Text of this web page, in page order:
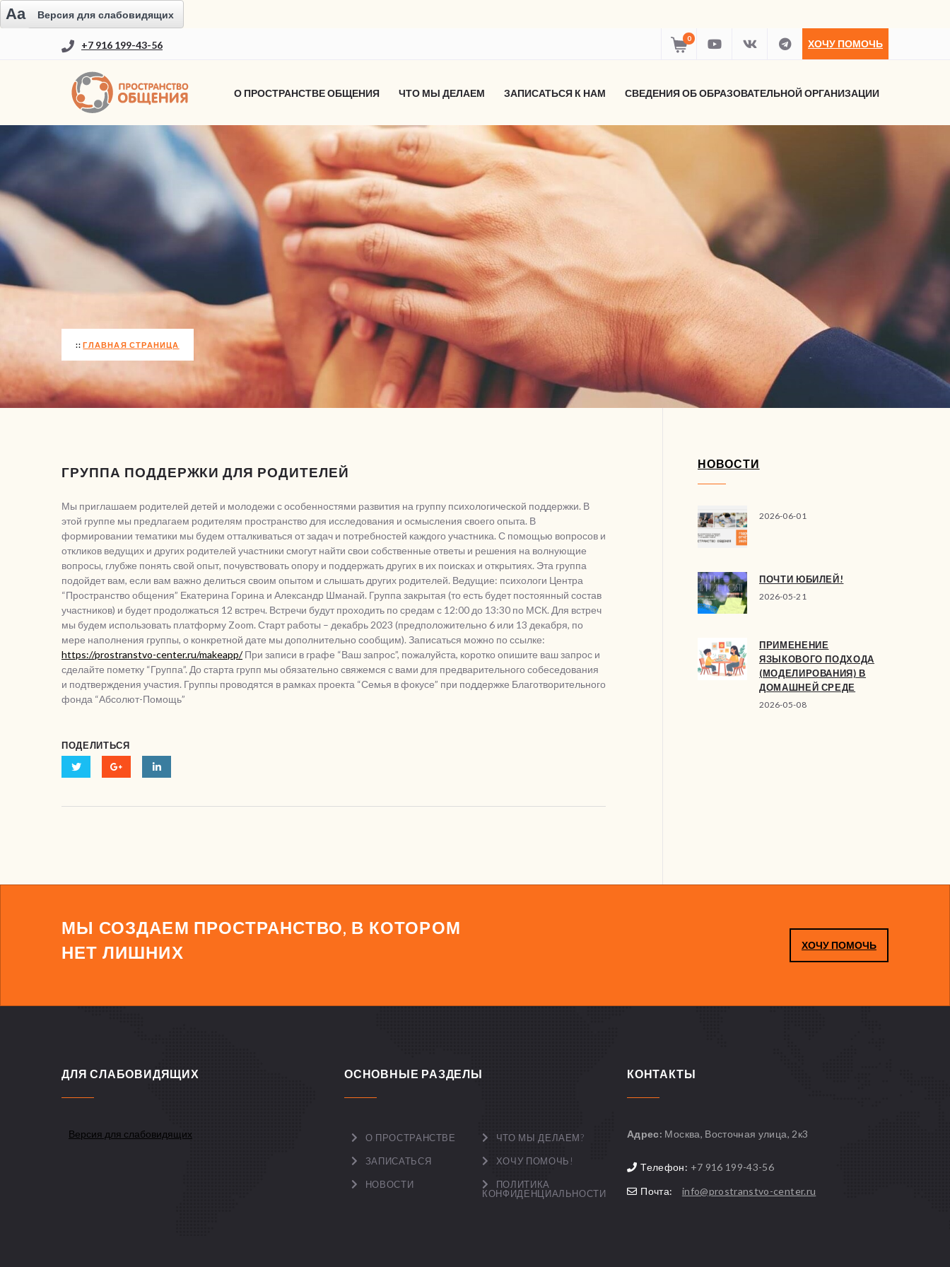
Aa Версия для слабовидящих
+7 916 199-43-56
0 ХОЧУ ПОМОЧЬ
О ПРОСТРАНСТВЕ ОБЩЕНИЯ ЧТО МЫ ДЕЛАЕМ ЗАПИСАТЬСЯ К НАМ СВЕДЕНИЯ ОБ ОБРАЗОВАТЕЛЬНОЙ ОРГАНИЗАЦИИ
НОВОСТИ
ГЛАВНАЯ СТРАНИЦА
ГРУППА ПОДДЕРЖКИ ДЛЯ РОДИТЕЛЕЙ
Мы приглашаем родителей детей и молодежи с особенностями развития на группу психологической поддержки. В
этой группе мы предлагаем родителям пространство для исследования и осмысления своего опыта. В
формировании тематики мы будем отталкиваться от задач и потребностей каждого участника. С помощью вопросов и
откликов ведущих и других родителей участники смогут найти свои собственные ответы и решения на волнующие
вопросы, глубже понять свой опыт, почувствовать опору и поддержать других в их поисках и открытиях. Эта группа
подойдет вам, если вам важно делиться своим опытом и слышать других родителей. Ведущие: психологи Центра
“Пространство общения” Екатерина Горина и Александр Шманай. Группа закрытая (то есть будет постоянный состав
участников) и будет продолжаться 12 встреч. Встречи будут проходить по средам с 12:00 до 13:30 по МСК. Для встреч
мы будем использовать платформу Zoom. Старт работы – декабрь 2023 (предположительно 6 или 13 декабря, по
мере наполнения группы, о конкретной дате мы дополнительно сообщим). Записаться можно по ссылке:
https://prostranstvo-center.ru/makeapp/При записи в графе “Ваш запрос”, пожалуйста, коротко опишите ваш запрос и
сделайте пометку “Группа”. До старта групп мы обязательно свяжемся с вами для предварительного собеседования
и подтверждения участия. Группы проводятся в рамках проекта “Семья в фокусе” при поддержке Благотворительного
фонда “Абсолют-Помощь”
ПОДЕЛИТЬСЯ
НОВОСТИ
2026-06-01
ПОЧТИ ЮБИЛЕЙ!
2026-05-21
ПРИМЕНЕНИЕ
ЯЗЫКОВОГО ПОДХОДА
(МОДЕЛИРОВАНИЯ) В
ДОМАШНЕЙ СРЕДЕ
2026-05-08
МЫ СОЗДАЕМ ПРОСТРАНСТВО, В КОТОРОМ
НЕТ ЛИШНИХ
ХОЧУ ПОМОЧЬ
ДЛЯ СЛАБОВИДЯЩИХ
Версия для слабовидящих
ОСНОВНЫЕ РАЗДЕЛЫ
О ПРОСТРАНСТВЕ ЧТО МЫ ДЕЛАЕМ?
ЗАПИСАТЬСЯ ХОЧУ ПОМОЧЬ!
НОВОСТИ
ПОЛИТИКА
КОНФИДЕНЦИАЛЬНОСТИ
КОНТАКТЫ
Адрес: Москва, Восточная улица, 2к3
Телефон: +7 916 199-43-56
Почта:
info@prostranstvo-center.ru